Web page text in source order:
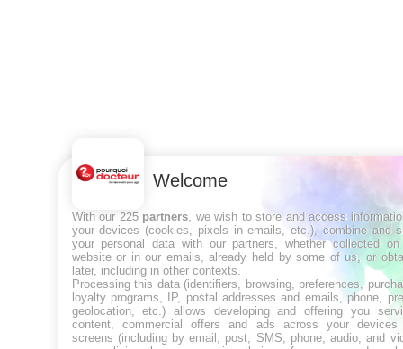
Welcome
With our 225 partners , we wish to store and access
your devices (cookies, pixels in emails, etc.), combine and
your personal data with our partners, whether collected
website or in our emails, already held by some of us, or
later, including in other contexts.
Processing this data (identifiers, browsing, preferences,
loyalty programs, IP, postal addresses and emails, phone,
geolocation, etc.) allows developing and offering you
content, commercial offers and ads across your devices
screens (including by email, post, SMS, phone, audio, and